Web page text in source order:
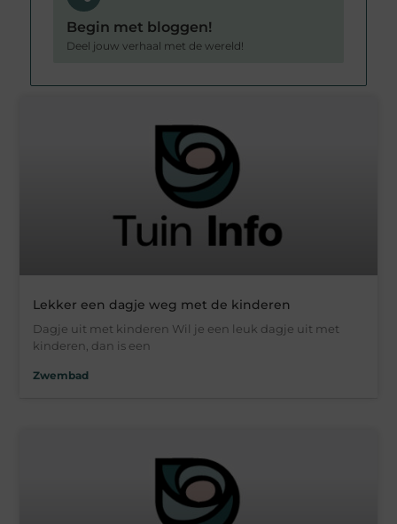
Lekker een dagje weg met de kinderen
Dagje uit met kinderen Wil je een leuk dagje uit met
kinderen, dan is een
Zwembad
Begin met bloggen!
Deel jouw verhaal met de wereld!